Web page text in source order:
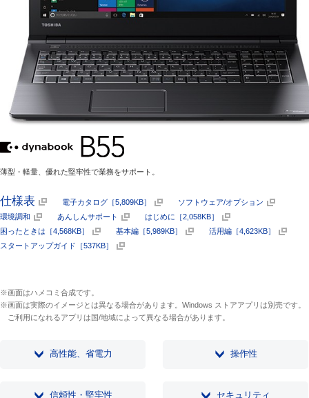
薄型・軽量、優れた堅牢性で業務をサポート。
仕様表 電子カタログ［5,809KB］
ソフトウェア/オプション
環境調和
あんしんサポート
はじめに［2,058KB］
困ったときは［4,568KB］
基本編［5,989KB］
活用編［4,623KB］
スタートアップガイド［537KB］
※画面はハメコミ合成です。
※画面は実際のイメージとは異なる場合があります。Windows ストアアプリは別売です。
ご利用になれるアプリは国/地域によって異なる場合があります。
高性能、省電力 操作性
信頼性・堅牢性 セキュリティ